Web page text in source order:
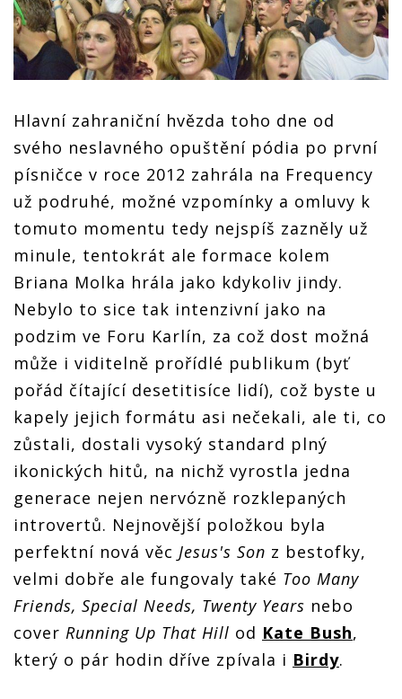
Hlavní zahraniční hvězda toho dne od
svého neslavného opuštění pódia po první
písničce v roce 2012 zahrála na Frequency
už podruhé, možné vzpomínky a omluvy k
tomuto momentu tedy nejspíš zazněly už
minule, tentokrát ale formace kolem
Briana Molka hrála jako kdykoliv jindy.
Nebylo to sice tak intenzivní jako na
podzim ve Foru Karlín, za což dost možná
může i viditelně prořídlé publikum (byť
pořád čítající desetitisíce lidí), což byste u
kapely jejich formátu asi nečekali, ale ti, co
zůstali, dostali vysoký standard plný
ikonických hitů, na nichž vyrostla jedna
generace nejen nervózně rozklepaných
introvertů. Nejnovější položkou byla
perfektní nová věc Jesus's Son z bestofky,
velmi dobře ale fungovaly také Too Many
Friends, Special Needs, Twenty Years nebo
cover Running Up That Hill od Kate Bush,
který o pár hodin dříve zpívala i Birdy.